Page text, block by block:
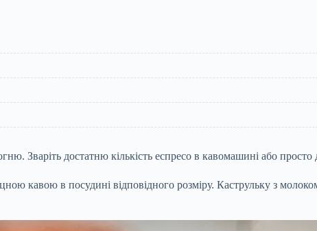
Зваріть достатню кількість еспресо в кавомашині або
кавою в посудині відповідного розміру. Каструльку з